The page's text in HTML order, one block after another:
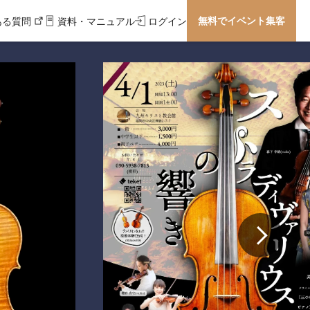
質問 資料・マニュアル ログイン 無料でイベント集客